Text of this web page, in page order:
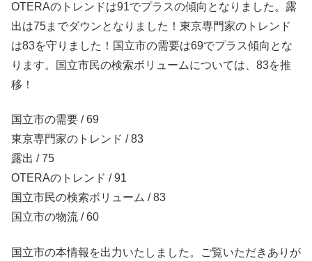
OTERAのトレンドは91でプラスの傾向となりました。露
出は75までダウンとなりました！東京専門家のトレンド
は83を守りました！国立市の需要は69でプラス傾向とな
ります。国立市民の検索ボリュームについては、83を推
移！
国立市の需要 / 69
東京専門家のトレンド / 83
露出 / 75
OTERAのトレンド / 91
国立市民の検索ボリューム / 83
国立市の物流 / 60
国立市の本情報を出力いたしました。ご覧いただきありが